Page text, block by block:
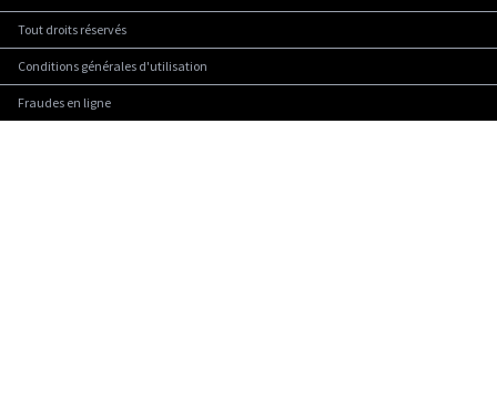
Tout droits réservés
Conditions générales d'utilisation
Fraudes en ligne